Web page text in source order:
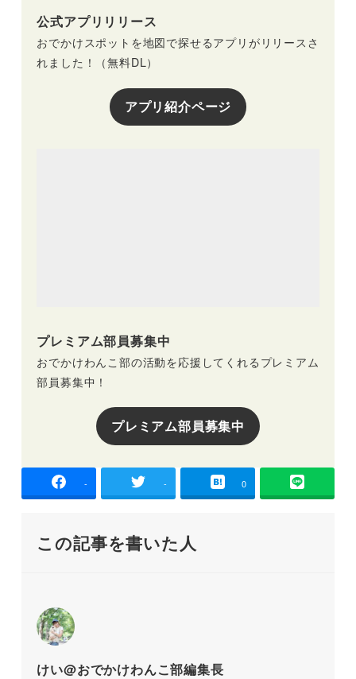
公式アプリリリース
おでかけスポットを地図で探せるアプリがリリースさ
れました！（無料DL）
アプリ紹介ページ
プレミアム部員募集中
おでかけわんこ部の活動を応援してくれるプレミアム
部員募集中！
プレミアム部員募集中
- - 0
この記事を書いた人
けい@おでかけわんこ部編集長